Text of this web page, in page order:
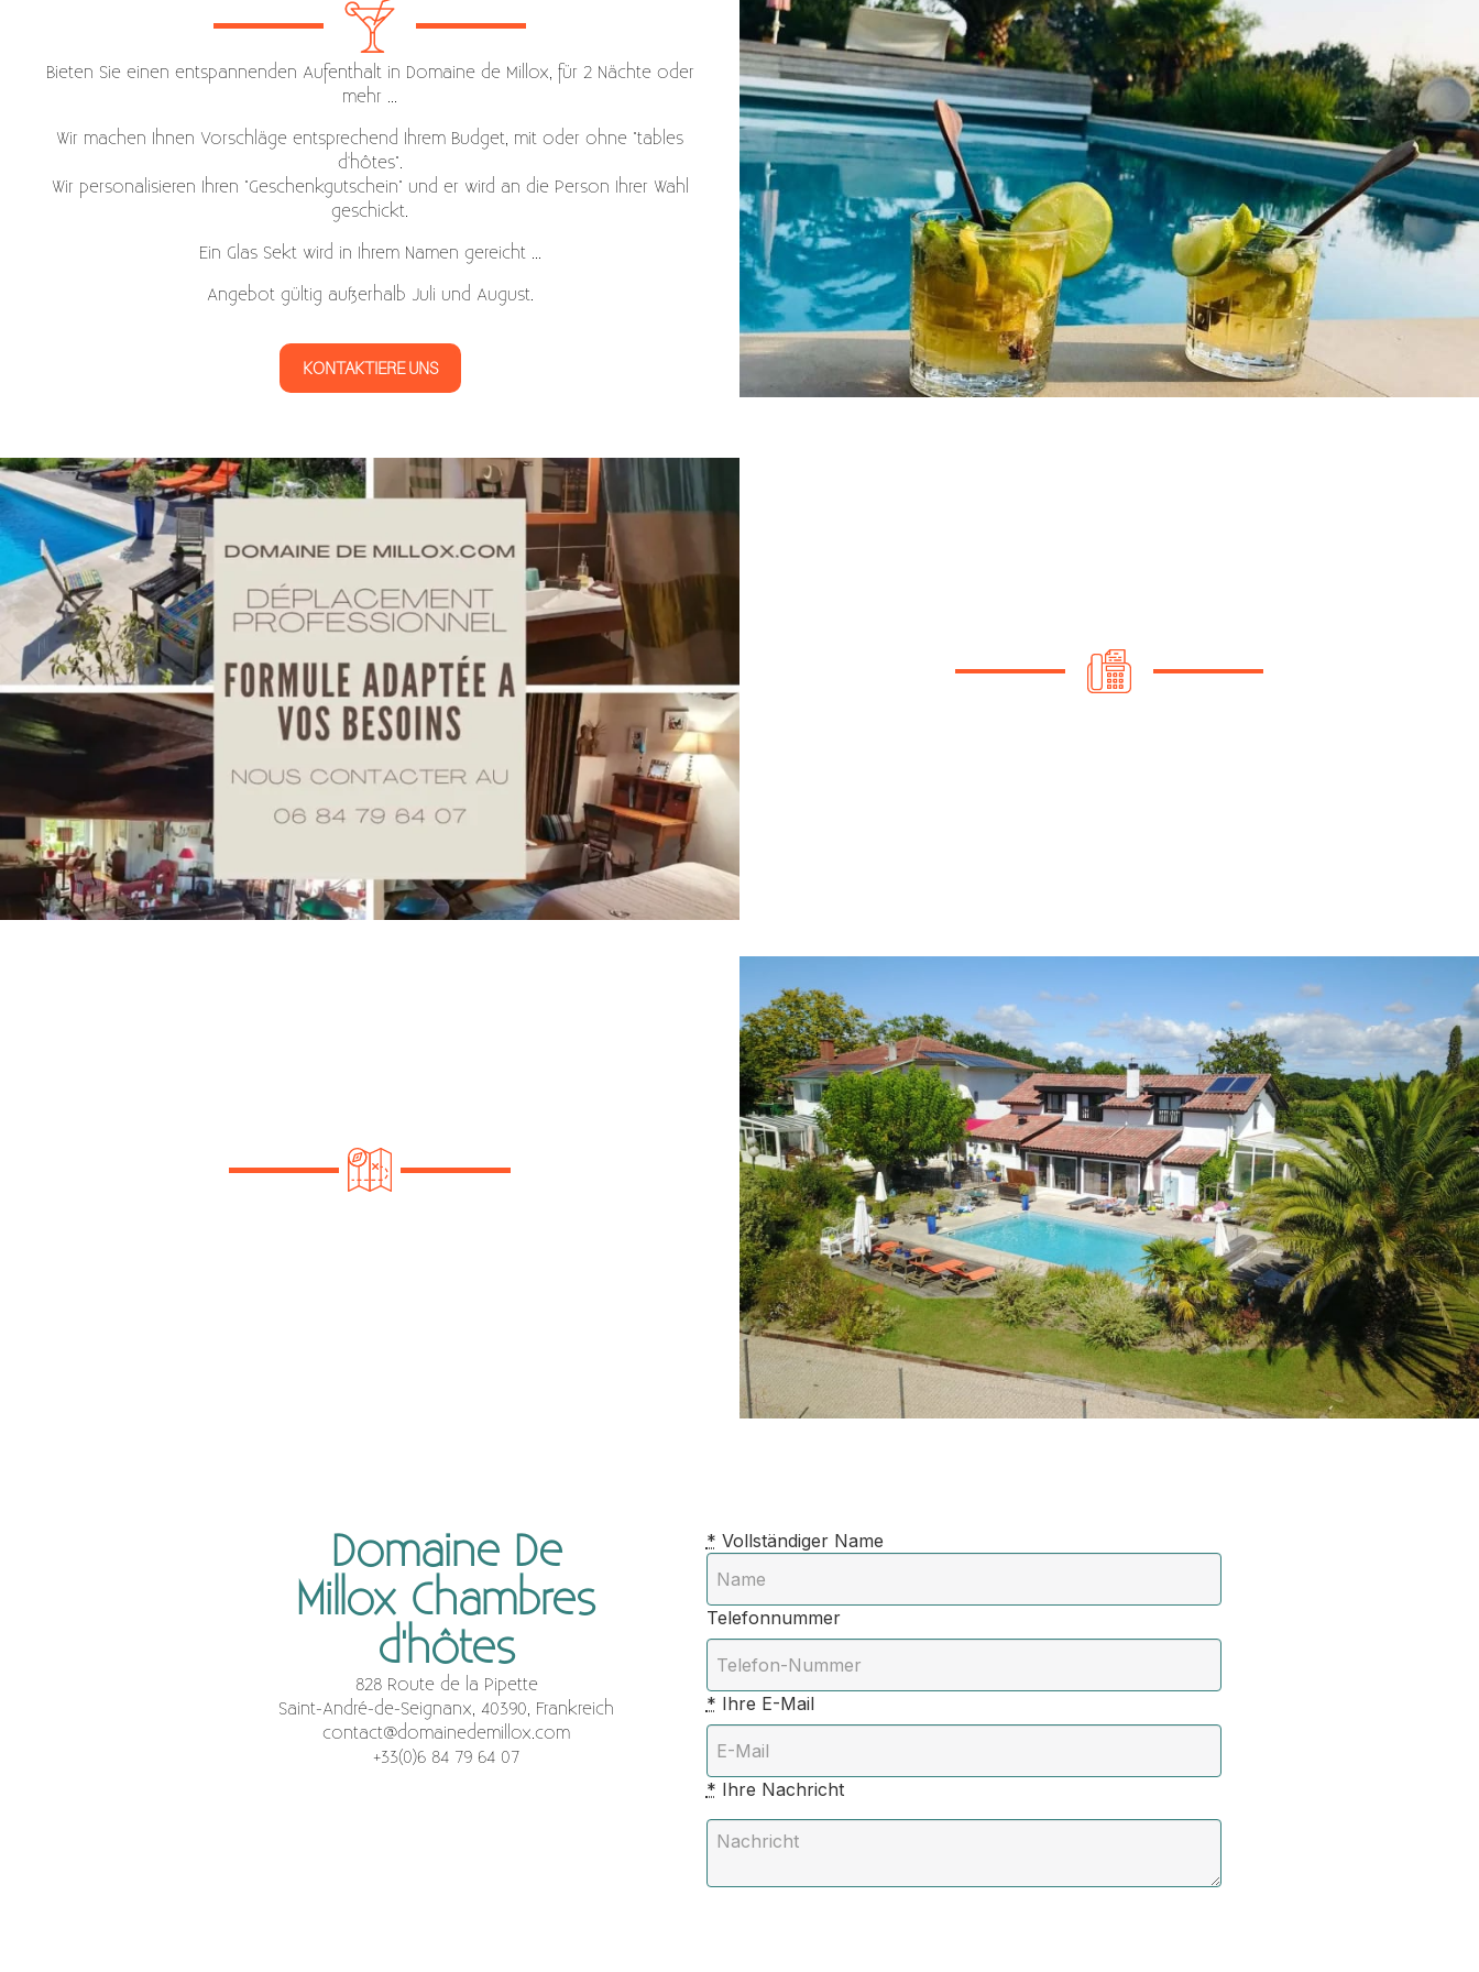
Bieten Sie einen entspannenden Aufenthalt in Domaine de Millox, für 2 Nächte oder
mehr ...
Wir machen Ihnen Vorschläge entsprechend Ihrem Budget, mit oder ohne "tables
d'hôtes".
Wir personalisieren Ihren "Geschenkgutschein" und er wird an die Person Ihrer Wahl
geschickt.
Ein Glas Sekt wird in Ihrem Namen gereicht ...
Angebot gültig außerhalb Juli und August.
KONTAKTIERE UNS
Domaine De
Millox Chambres
d'hôtes
828 Route de la Pipette
Saint-André-de-Seignanx, 40390, Frankreich
contact@domainedemillox.com
+33(0)6 84 79 64 07
* Vollständiger Name
Telefonnummer
* Ihre E-Mail
* Ihre Nachricht